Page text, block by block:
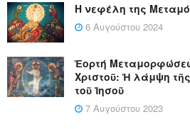
Η νεφέλη της
6 Αυγούστου 2024
Ἑορτή
Χριστοῦ: Ἡ λάμψη
τοῦ Ἰησοῦ
7 Αυγούστου 2023